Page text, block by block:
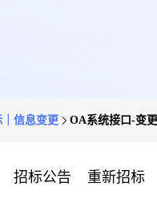
｜信息变更 OA系统接口-变
招标公告 重新招标